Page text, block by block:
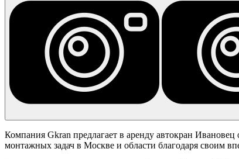
Компания Gkran предлагает в аренду автокран
монтажных задач в Москве и области благодаря своим